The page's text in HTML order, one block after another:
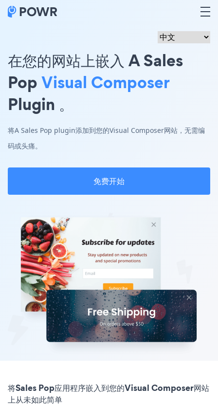
在您的网站上嵌入 A Sales
PopVisual Composer
Plugin 。
将A Sales Pop plugin添加到您的Visual Composer网站，无需编
码或头痛。
免费开始
将Sales Pop应用程序嵌入到您的Visual Composer网站
上从未如此简单